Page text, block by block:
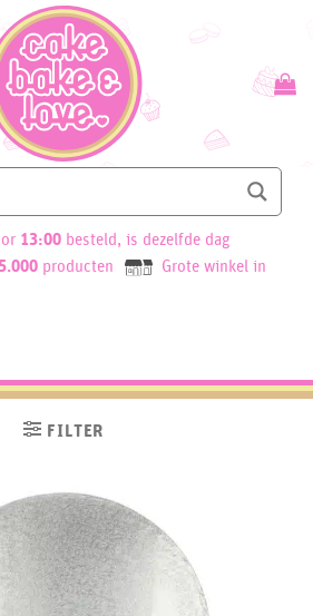
13:00 besteld, is dezelfde dag
5.000 producten
Grote winkel in
FILTER